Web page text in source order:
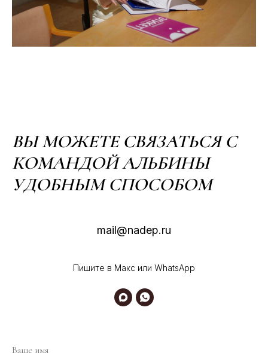
ВЫ МОЖЕТЕ СВЯЗАТЬСЯ С
КОМАНДОЙ АЛЬБИНЫ
УДОБНЫМ СПОСОБОМ
mail@nadep.ru
Пишите в Макс или WhatsApp